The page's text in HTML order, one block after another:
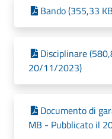
Bando (355,33
Disciplinare
20/11/2023)
Documento di
MB - Pubblicato il